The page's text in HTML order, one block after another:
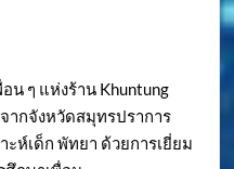
น ๆ แห่งร้าน Khuntung
ากจังหวัดสมุทรปราการ
ห์เด็ก พัทยา ด้วยการเยี่ยม